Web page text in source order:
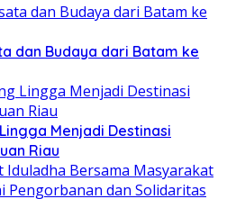
dan Budaya dari Batam ke
Menjadi Destinasi
Riau